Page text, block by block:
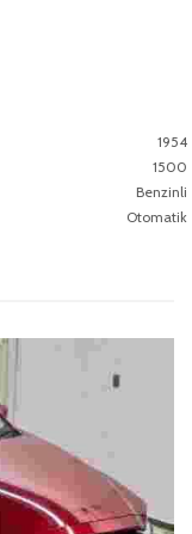
1954
1500
Benzinli
Otomatik